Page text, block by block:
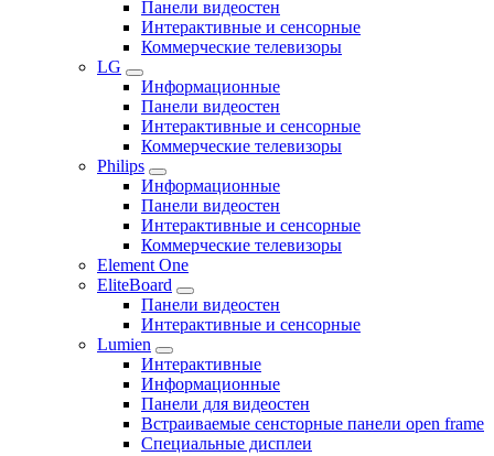
Панели видеостен
Интерактивные и сенсорные
Коммерческие телевизоры
LG
Информационные
Панели видеостен
Интерактивные и сенсорные
Коммерческие телевизоры
Philips
Информационные
Панели видеостен
Интерактивные и сенсорные
Коммерческие телевизоры
Element One
EliteBoard
Панели видеостен
Интерактивные и сенсорные
Lumien
Интерактивные
Информационные
Панели для видеостен
Встраиваемые сенсторные панели open frame
Специальные дисплеи